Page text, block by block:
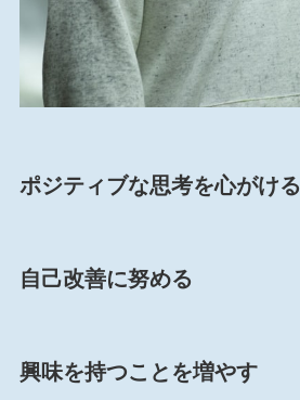
ポジティブな思考を心がける
自己改善に努める
興味を持つことを増やす